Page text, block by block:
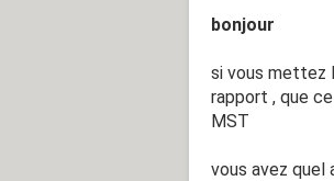
bonjour
si vous mettez
rapport , que
MST
vous avez quel